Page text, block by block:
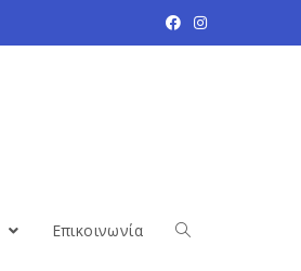
Επικοινωνία